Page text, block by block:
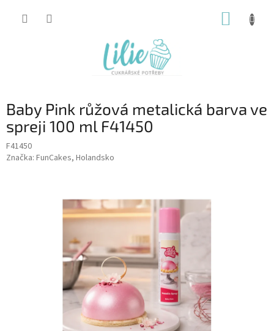
Baby Pink růžová metalická barva ve
spreji 100 ml F41450
F41450
Značka: FunCakes, Holandsko